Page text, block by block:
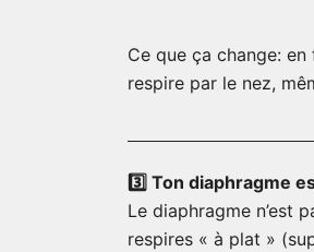
Ce que ça change:
respire par le nez,
3️⃣ Ton diaphragme
Le diaphragme n’est
respires « à plat »